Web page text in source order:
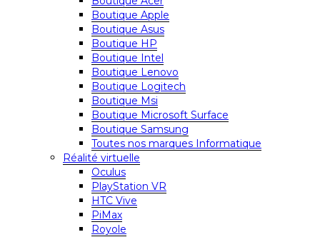
Boutique Apple
Boutique Asus
Boutique HP
Boutique Intel
Boutique Lenovo
Boutique Logitech
Boutique Msi
Boutique Microsoft Surface
Boutique Samsung
Toutes nos marques Informatique
Réalité virtuelle
Oculus
PlayStation VR
HTC Vive
PiMax
Royole